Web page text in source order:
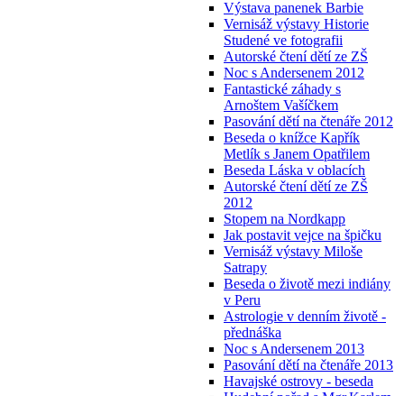
Výstava panenek Barbie
Vernisáž výstavy Historie
Studené ve fotografii
Autorské čtení dětí ze ZŠ
Noc s Andersenem 2012
Fantastické záhady s
Arnoštem Vašíčkem
Pasování dětí na čtenáře 2012
Beseda o knížce Kapřík
Metlík s Janem Opatřilem
Beseda Láska v oblacích
Autorské čtení dětí ze ZŠ
2012
Stopem na Nordkapp
Jak postavit vejce na špičku
Vernisáž výstavy Miloše
Satrapy
Beseda o životě mezi indiány
v Peru
Astrologie v denním životě -
přednáška
Noc s Andersenem 2013
Pasování dětí na čtenáře 2013
Havajské ostrovy - beseda